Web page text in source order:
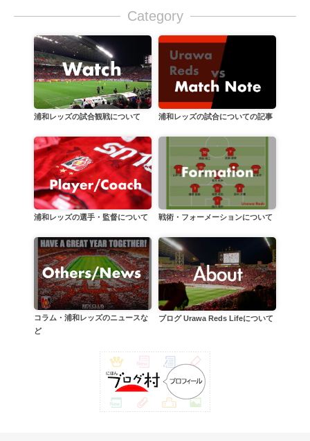
Category
浦和レッズの試合観戦について 浦和レッズの試合についての記事
浦和レッズの選手・監督について 戦術・フォーメーションについて
コラム・浦和レッズのニュースな
ど
ブログ Urawa Reds Lifeについて